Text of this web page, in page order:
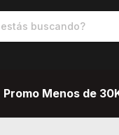
Promo Menos de